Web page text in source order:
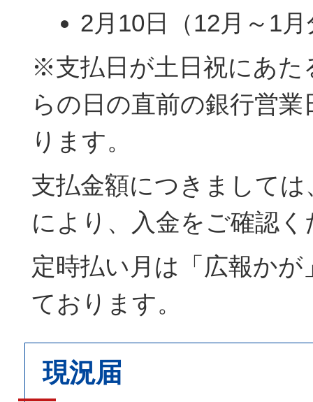
2月10日（12月～1月
※支払日が土日祝にあた
らの日の直前の銀行営
ります。
支払金額につきまして
により、入金をご確認く
定時払い月は「広報か
ております。
現況届